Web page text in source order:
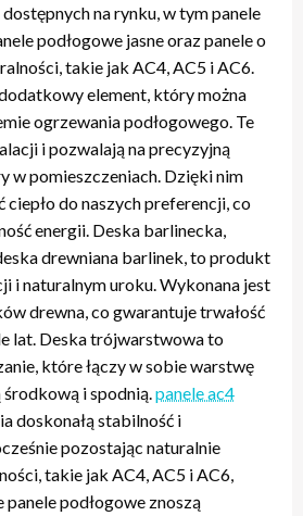
na rynku, w tym panele
podłogowe jasne oraz panele o
takie jak AC4, AC5 i AC6.
element, który można
ogrzewania podłogowego. Te
i pozwalają na precyzyjną
w pomieszczeniach. Dzięki nim
ciepło do naszych preferencji, co
energii. Deska barlinecka,
drewniana barlinek, to produkt
i naturalnym uroku. Wykonana jest
drewna, co gwarantuje trwałość
lat. Deska trójwarstwowa to
które łączy w sobie warstwę
i spodnią. panele ac4
doskonałą stabilność i
pozostając naturalnie
takie jak AC4, AC5 i AC6,
podłogowe znoszą